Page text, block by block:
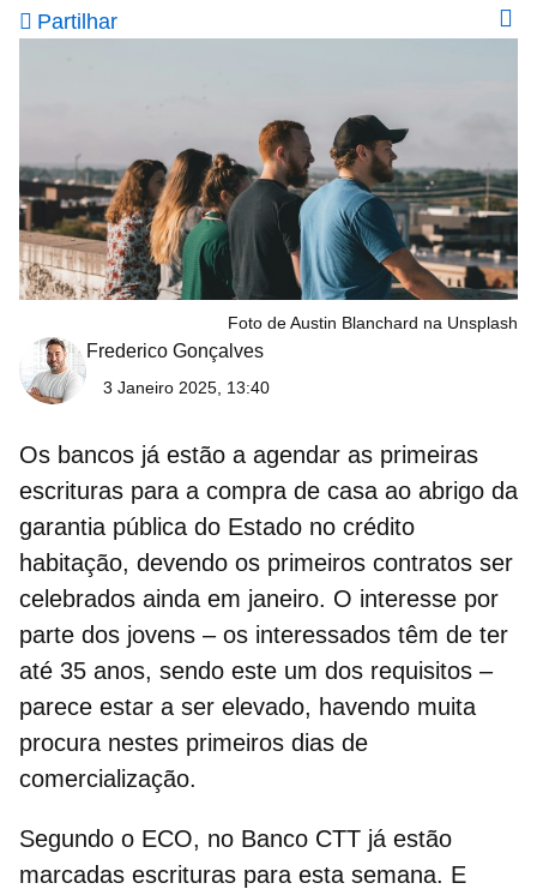
Partilhar
Foto de Austin Blanchard na Unsplash
Frederico Gonçalves
3 Janeiro 2025, 13:40
Os bancos já estão a agendar as primeiras
escrituras para a compra de casa ao abrigo da
garantia pública do Estado no crédito
habitação, devendo os primeiros contratos ser
celebrados ainda em janeiro. O interesse por
parte dos jovens – os interessados têm de ter
até 35 anos, sendo este um dos requisitos –
parece estar a ser elevado, havendo muita
procura nestes primeiros dias de
comercialização.
Segundo o ECO, no Banco CTT já estão
marcadas escrituras para esta semana. E